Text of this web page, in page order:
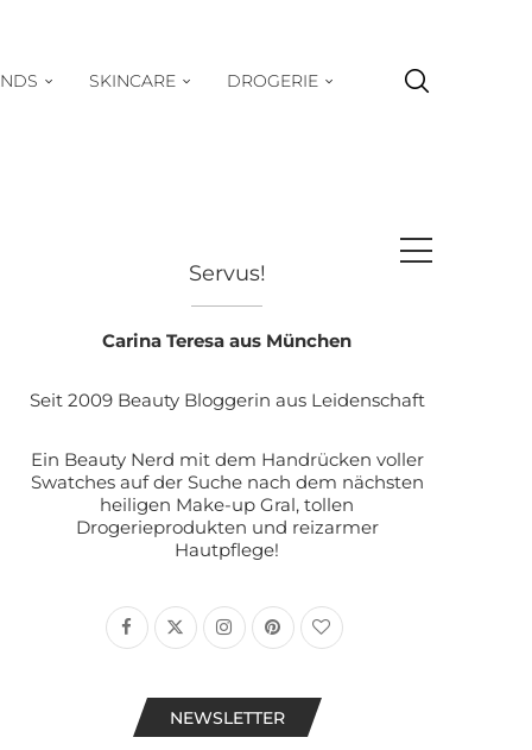
SKINCARE DROGERIE
Servus!
Carina Teresa aus München
Seit 2009 Beauty Bloggerin aus Leidenschaft
Ein Beauty Nerd mit dem Handrücken voller
Swatches auf der Suche nach dem nächsten
heiligen Make-up Gral, tollen
Drogerieprodukten und reizarmer
Hautpflege!
NEWSLETTER